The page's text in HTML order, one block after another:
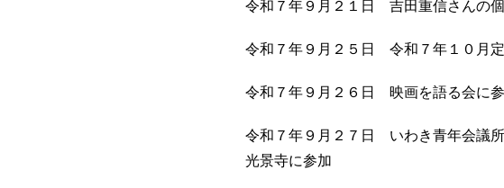
令和７年９月２１日 吉田重信さんの個
令和７年９月２５日 令和７年１０月
令和７年９月２６日 映画を語る会に
令和７年９月２７日 いわき青年会議
光景寺に参加